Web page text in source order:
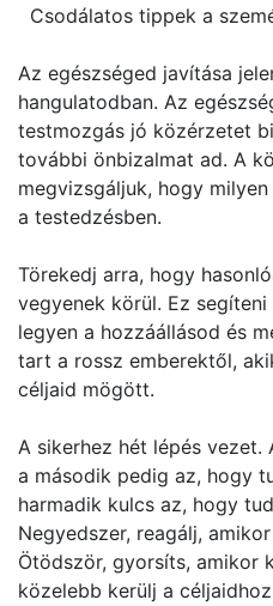
Csodálatos tippek a
Az egészséged javítása
hangulatodban. Az
testmozgás jó közérzetet
további önbizalmat ad. A
megvizsgáljuk, hogy
a testedzésben.
Törekedj arra, hogy
vegyenek körül. Ez
legyen a hozzáállásod és
tart a rossz emberektől,
céljaid mögött.
A sikerhez hét lépés vezet.
a második pedig az, hogy
harmadik kulcs az, hogy
Negyedszer, reagálj,
Ötödször, gyorsíts, amikor
közelebb kerülj a